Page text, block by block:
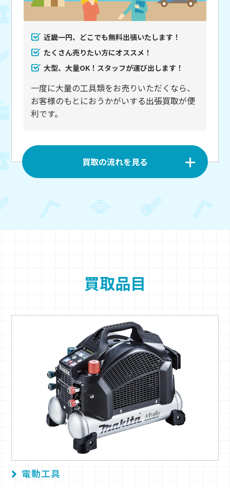
近畿一円、どこでも無料出張いたします！
たくさん売りたい方にオススメ！
大型、大量OK！スタッフが運び出します！
一度に大量の工具類をお売りいただくなら、
お客様のもとにおうかがいする出張買取が便
利です。
買取の流れを見る
買取品目
電動工具